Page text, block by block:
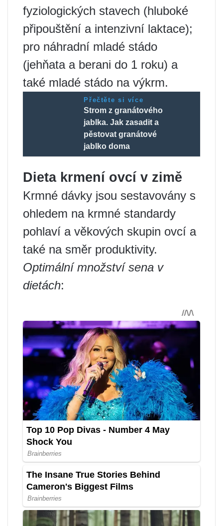
fyziologických stavech (hluboké
připouštění a intenzivní laktace);
pro náhradní mladé stádo
(jehňata a berani do 1 roku) a
také mladé stádo na výkrm.
Přečtěte si více
Strom z granátového
jablka. Jak zasadit a
pěstovat granátové
jablko doma
Dieta krmení ovcí v zimě
Krmné dávky jsou sestavovány s
ohledem na krmné standardy
pohlaví a věkových skupin ovcí a
také na směr produktivity.
Optimální množství sena v
dietách: